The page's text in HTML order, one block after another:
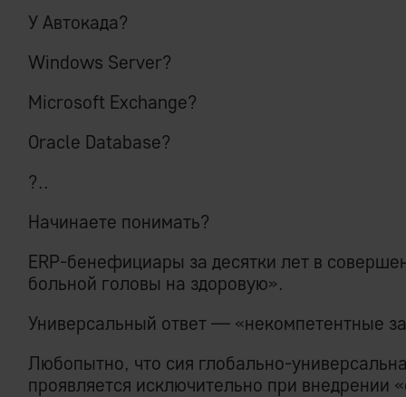
У Автокада?
Windows Server?
Microsoft Exchange?
Oracle Database?
?..
Начинаете понимать?
ERP-бенефициары за десятки лет в
больной головы на здоровую».
Универсальный ответ — «некомпетентные
Любопытно, что сия глобально-
проявляется исключительно при внедрении